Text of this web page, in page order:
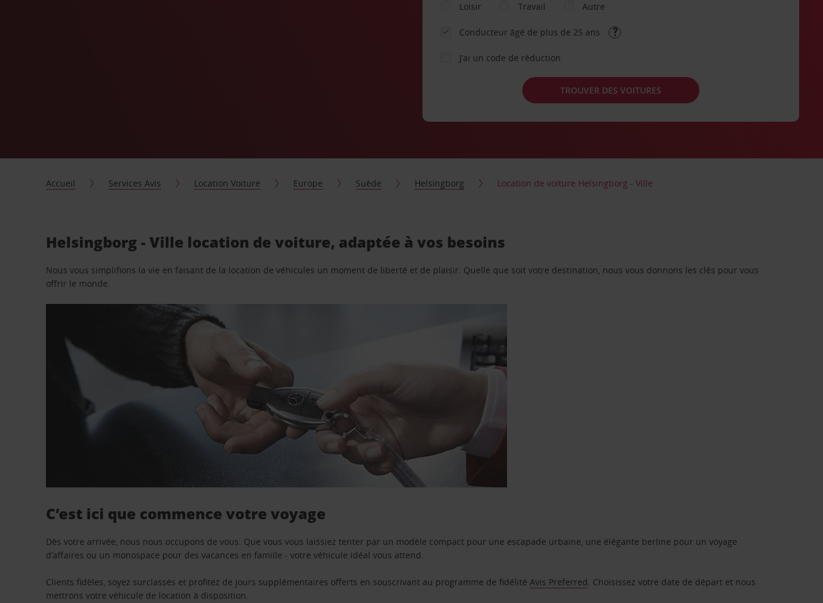
Loisir
Travail Autre
Conducteur âgé de plus de 25 ans
J’ai un code de réduction
TROUVER DES VOITURES
Accueil Services Avis Location Voiture Europe Suède Helsingborg Location de voiture Helsingborg - Ville
Helsingborg - Ville location de voiture, adaptée à vos besoins
Nous vous simplifions la vie en faisant de la location de véhicules un moment de liberté et de plaisir. Quelle que soit votre destination, nous vous donnons les clés pour vous
offrir le monde.
C’est ici que commence votre voyage
Dès votre arrivée, nous nous occupons de vous. Que vous vous laissiez tenter par un modèle compact pour une escapade urbaine, une élégante berline pour un voyage
d’affaires ou un monospace pour des vacances en famille - votre véhicule idéal vous attend.
Clients fidèles, soyez surclassés et profitez de jours supplémentaires offerts en souscrivant au programme de fidélitéAvis Preferred. Choisissez votre date de départ et nous
mettrons votre véhicule de location à disposition.